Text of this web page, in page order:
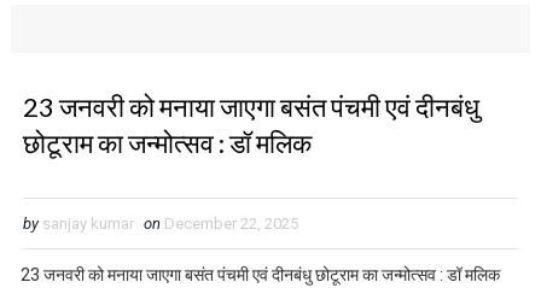
23 जनवरी को मनाया जाएगा बसंत पंचमी एवं दीनबंधु
छोटूराम का जन्मोत्सव : डॉ मलिक
by sanjay kumar on December 22, 2025
23 जनवरी को मनाया जाएगा बसंत पंचमी एवं दीनबंधु छोटूराम का जन्मोत्सव : डॉ मलिक